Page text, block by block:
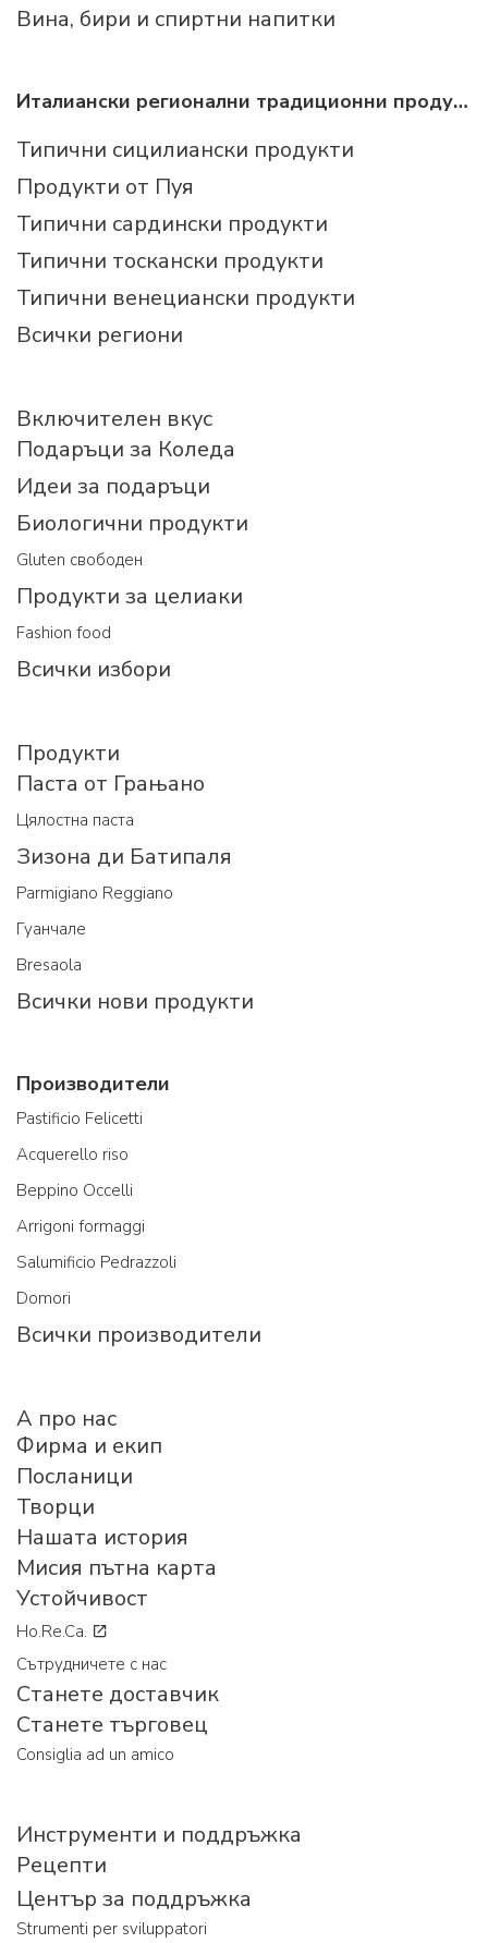
Вина, бири и спиртни напитки
Италиански регионални традиционни продукти
Типични сицилиански продукти
Продукти от Пуя
Типични сардински продукти
Типични тоскански продукти
Типични венециански продукти
Всички региони
Включителен вкус
Подаръци за Коледа
Идеи за подаръци
Биологични продукти
Gluten свободен
Продукти за целиаки
Fashion food
Всички избори
Продукти
Паста от Грањано
Цялостна паста
Зизона ди Батипаля
Parmigiano Reggiano
Гуанчале
Bresaola
Всички нови продукти
Производители
Pastificio Felicetti
Acquerello riso
Beppino Occelli
Arrigoni formaggi
Salumificio Pedrazzoli
Domori
Всички производители
A про нас
Фирма и екип
Посланици
Творци
Нашата история
Мисия пътна карта
Устойчивост
Ho.Re.Ca.
Сътрудничете с нас
Станете доставчик
Станете търговец
Consiglia ad un amico
Инструменти и поддръжка
Рецепти
Център за поддръжка
Strumenti per sviluppatori